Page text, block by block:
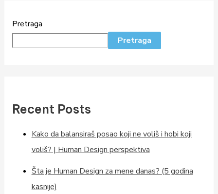
Pretraga
Pretraga
Recent Posts
Kako da balansiraš posao koji ne voliš i hobi koji
voliš? | Human Design perspektiva
Šta je Human Design za mene danas? (5 godina
kasnije)